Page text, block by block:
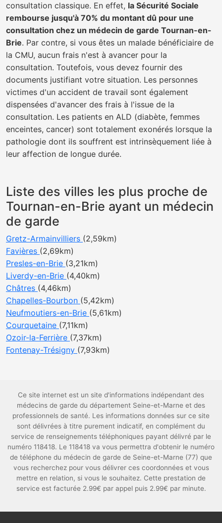
consultation classique. En effet, la Sécurité Sociale
rembourse jusqu'à 70% du montant dû pour une
consultation chez un médecin de garde Tournan-en-
Brie. Par contre, si vous êtes un malade bénéficiaire de
la CMU, aucun frais n'est à avancer pour la
consultation. Toutefois, vous devez fournir des
documents justifiant votre situation. Les personnes
victimes d'un accident de travail sont également
dispensées d'avancer des frais à l'issue de la
consultation. Les patients en ALD (diabète, femmes
enceintes, cancer) sont totalement exonérés lorsque la
pathologie dont ils souffrent est intrinsèquement liée à
leur affection de longue durée.
Liste des villes les plus proche de
Tournan-en-Brie ayant un médecin
de garde
Gretz-Armainvilliers (2,59km)
Favières (2,69km)
Presles-en-Brie (3,21km)
Liverdy-en-Brie (4,40km)
Châtres (4,46km)
Chapelles-Bourbon (5,42km)
Neufmoutiers-en-Brie (5,61km)
Courquetaine (7,11km)
Ozoir-la-Ferrière (7,37km)
Fontenay-Trésigny (7,93km)
Ce site internet est un site d'informations indépendant des
médecins de garde du département Seine-et-Marne et des
professionnels de santé. Les informations données sur ce site
sont délivrées à titre purement indicatif, en complément du
service de renseignements téléphoniques payant délivré par le
numéro 118418. Le 118418 va vous permettra d'obtenir le numéro
de téléphone du médecin de garde de Seine-et-Marne (77) que
vous recherchez pour vous délivrer ces coordonnées et vous
mettre en relation, si vous le souhaitez. Cette prestation de
service est facturée 2.99€ par appel puis 2.99€ par minute.